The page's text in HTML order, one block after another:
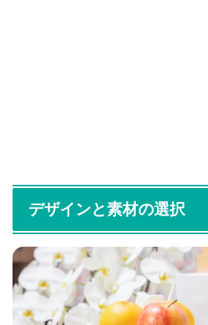
デザインと素材の選択